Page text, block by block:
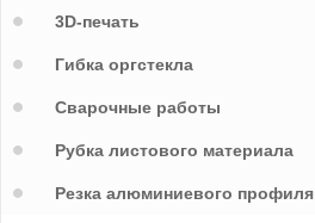
3D-печать
Гибка оргстекла
Сварочные работы
Рубка листового материала
Резка алюминиевого профиля